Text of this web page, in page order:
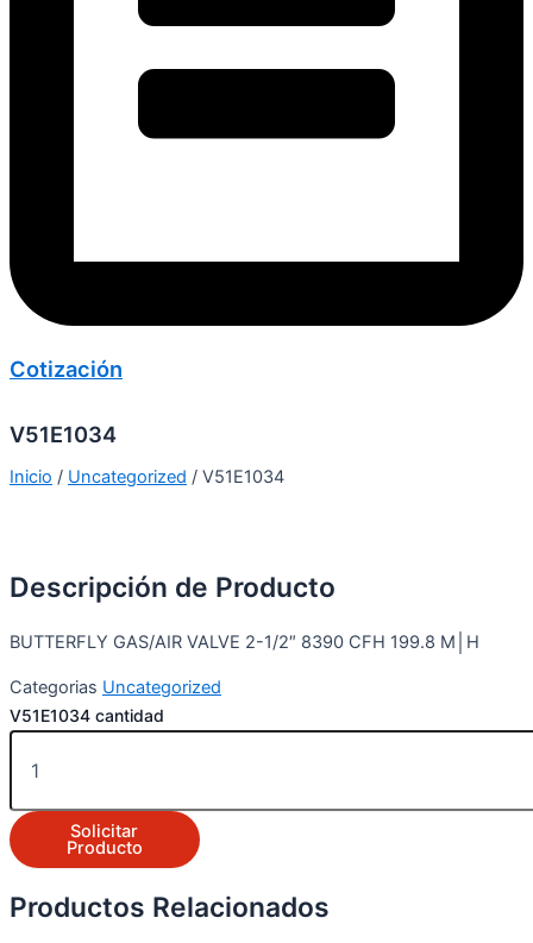
Cotización
V51E1034
Inicio / Uncategorized / V51E1034
Descripción de Producto
BUTTERFLY GAS/AIR VALVE 2-1/2″ 8390 CFH 199.8 M│H
Categorias Uncategorized
V51E1034 cantidad
Solicitar
Producto
Productos Relacionados